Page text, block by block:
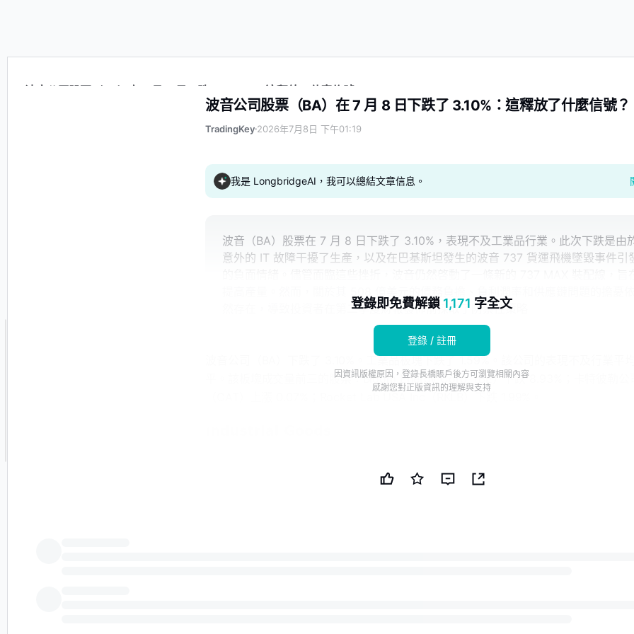
波音公司股票（BA）在 7 月 8 日下跌了 3.10%：這釋放了什麼信號？
波音公司股票（BA）在 7 月 8 日下跌了 3.10%：這釋放了什麼信號？
TradingKey 2026年7月8日 下午01:19
我是 LongbridgeAI，我可以總結文章信息。
波音（BA）股票在 7 月 8 日下跌了 3.10%，表現不及工業品行業。此次下跌是由
意外的 IT 故障干擾了生產，以及在巴基斯坦發生的波音 737 貨運飛機墜毀事件引
然存在，導致投資者在第二季度財報發佈前採取了防禦性策略
波音公司（BA）下跌了 3.10%。工業品板塊下跌了 1.59%。該公司的表現不及行業平
平。該板塊成交量前三的股票：Bloom Energy Corp（BE）下跌 8.93%；卡特彼勒公
登錄即免費解鎖 1,171 字全文
登錄 / 註冊
因資訊版權原因，登錄長橋賬戶後方可瀏覽相關內容
感謝您對正版資訊的理解與支持